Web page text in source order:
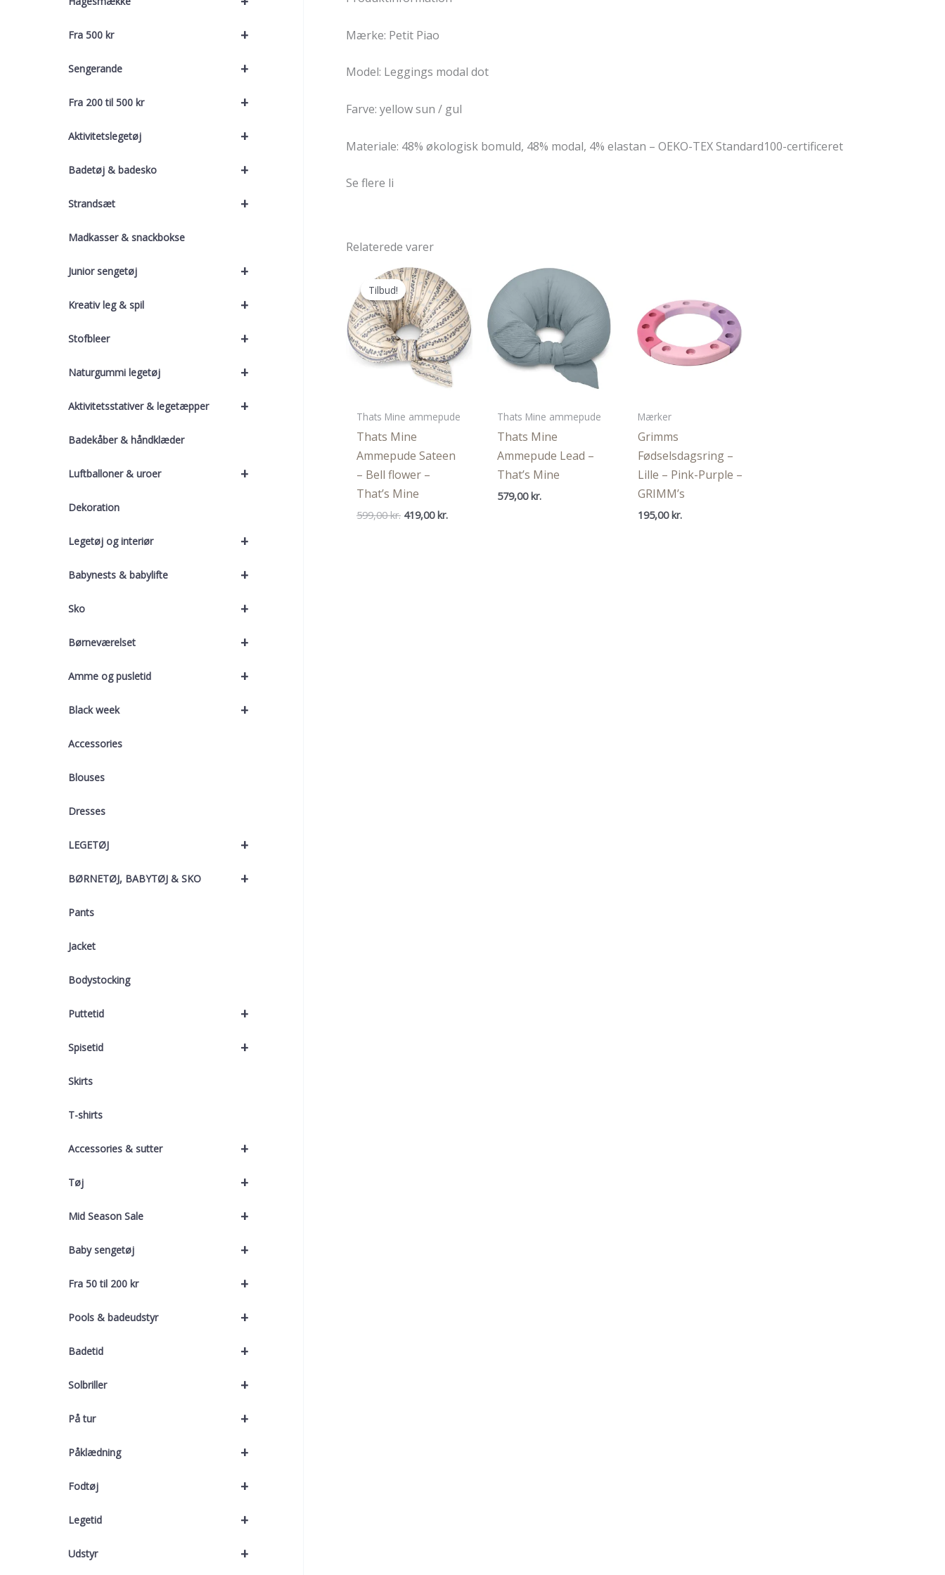
+
Fra 500 kr
+
Sengerande
+
Fra 200 til 500 kr
+
Aktivitetslegetøj
+
Badetøj & badesko
+
Strandsæt
Madkasser & snackbokse
+
Junior sengetøj
+
Kreativ leg & spil
+
Stofbleer
+
Naturgummi legetøj
+
Aktivitetsstativer & legetæpper
Badekåber & håndklæder
+
Luftballoner & uroer
Dekoration
+
Legetøj og interiør
+
Babynests & babylifte
+
Sko
+
Børneværelset
+
Amme og pusletid
+
Black week
Accessories
Blouses
Dresses
+
LEGETØJ
+
BØRNETØJ, BABYTØJ & SKO
Pants
Jacket
Bodystocking
+
Puttetid
+
Spisetid
Skirts
T-shirts
+
Accessories & sutter
+
Tøj
+
Mid Season Sale
+
Baby sengetøj
+
Fra 50 til 200 kr
+
Pools & badeudstyr
+
Badetid
+
Solbriller
+
På tur
+
Påklædning
+
Fodtøj
+
Legetid
+
Udstyr
Mærke: Petit Piao
Model: Leggings modal dot
Farve: yellow sun / gul
Materiale: 48% økologisk bomuld, 48% modal, 4% elastan – OEKO-TEX Standard100-certificeret
Se flere li
Relaterede varer
Tilbud!
Tilbud!
Thats Mine ammepude
Thats Mine
Ammepude Sateen
– Bell flower –
That’s Mine
599,00kr. Den
419,00kr.
Thats Mine ammepude
Thats Mine
Ammepude Lead –
That’s Mine
579,00kr.
Mærker
Grimms
Fødselsdagsring –
Lille – Pink-Purple –
GRIMM’s
195,00kr.